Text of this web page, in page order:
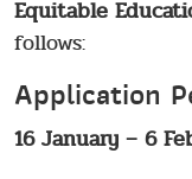
Equitable
follows:
Application
16 January – 6